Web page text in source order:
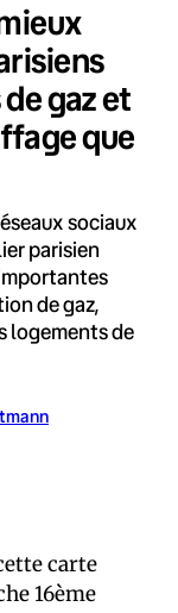
gaz et
que
sociaux
parisien
de gaz,
logements de
carte
16ème